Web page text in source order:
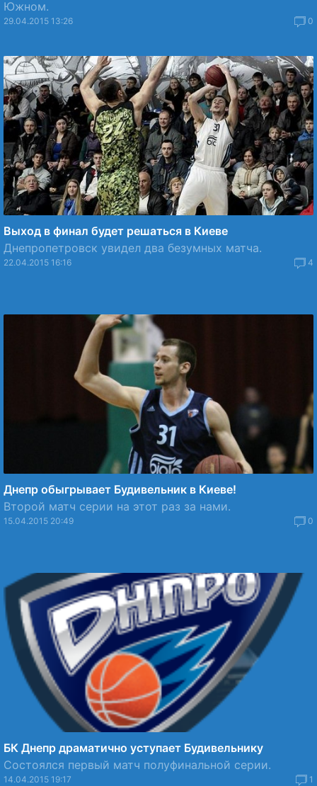
Южном.
29.04.2015 13:26 0
Выход в финал будет решаться в Киеве
Днепропетровск увидел два безумных матча.
22.04.2015 16:16 4
Днепр обыгрывает Будивельник в Киеве!
Второй матч серии на этот раз за нами.
15.04.2015 20:49 0
БК Днепр драматично уступает Будивельнику
Состоялся первый матч полуфинальной серии.
14.04.2015 19:17 1